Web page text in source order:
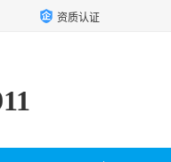
资质认证